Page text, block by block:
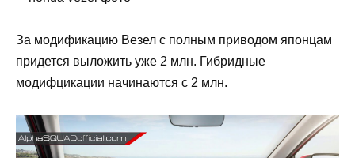
За модификацию Везел с полным приводом японцам
придется выложить уже 2 млн. Гибридные
модифцикации начинаются с 2 млн.